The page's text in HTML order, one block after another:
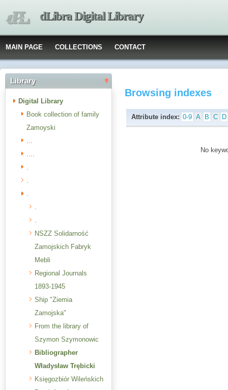
dLibra Digital Library
MAIN PAGE COLLECTIONS CONTACT
Library
Digital Library
Book collection of family
Zamoyski
...
....
.
.
.
.
.
NSZZ Solidarność
Zamojskich Fabryk
Mebli
Regional Journals
1893-1945
Ship "Ziemia
Zamojska"
From the library of
Szymon Szymonowic
Bibliographer
Władysław Trębicki
Księgozbiór Wileńskich
Browsing indexes
Attribute index: 0-9 A B C D
No